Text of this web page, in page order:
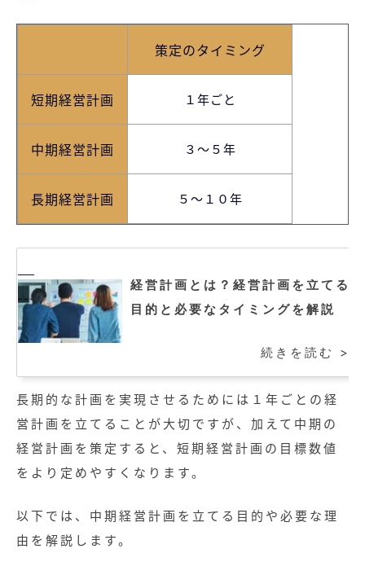
策定のタイミング
短期経営計画 １年ごと
中期経営計画 ３～５年
長期経営計画 ５～１０年
経営計画とは？経営計画を立てる
目的と必要なタイミングを解説
続きを読む >
長期的な計画を実現させるためには１年ごとの経
営計画を立てることが大切ですが、加えて中期の
経営計画を策定すると、短期経営計画の目標数値
をより定めやすくなります。
以下では、中期経営計画を立てる目的や必要な理
由を解説します。